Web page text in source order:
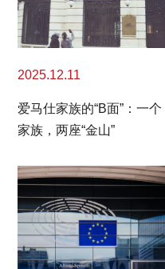
2025.12.11
爱马仕家族的“B面”：一个
家族，两座“金山”